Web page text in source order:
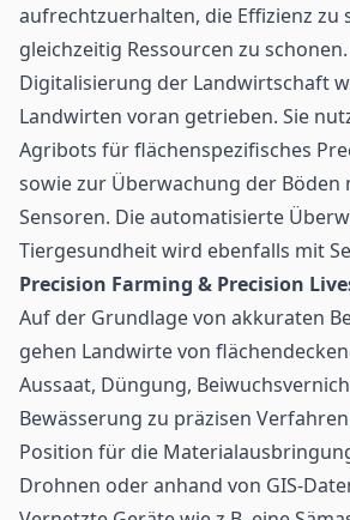
aufrechtzuerhalten, die Effizienz zu
gleichzeitig Ressourcen zu
Digitalisierung der Landwirtschaft
Landwirten voran getrieben. Sie
Agribots für flächenspezifisches
sowie zur Überwachung der Böden
Sensoren. Die automatisierte
Tiergesundheit wird ebenfalls mit
Precision Farming & Precision
Auf der Grundlage von akkuraten
gehen Landwirte von
Aussaat, Düngung,
Bewässerung zu präzisen
Position für die
Drohnen oder anhand von GIS-